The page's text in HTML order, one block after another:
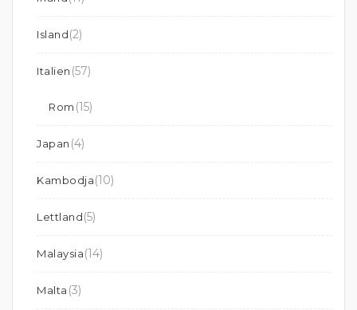
Island(2)
Italien (57)
Rom (15)
Japan (4)
Kambodja(10)
Lettland(5)
Malaysia(14)
Malta (3)